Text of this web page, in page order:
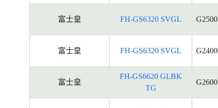
富士皇 FH-GS6320 SVGL
富士皇 FH-GS6320 SVGL
富士皇
FH-GS6620 GLBK
TG